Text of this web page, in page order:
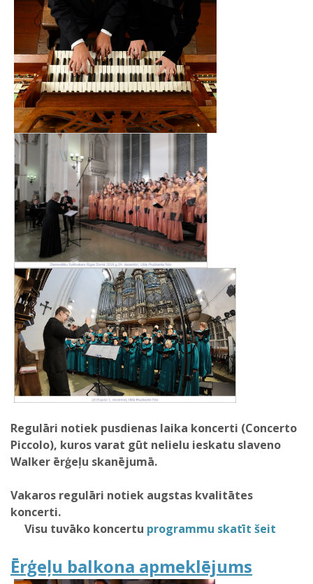
Regulāri notiek pusdienas laika koncerti (Concerto
Piccolo), kuros varat gūt nelielu ieskatu slaveno
Walker ērģeļu skanējumā.
Vakaros regulāri notiek augstas kvalitātes
koncerti.
Visu tuvāko koncertu programmu skatīt šeit
Ērģeļu balkona apmeklējums